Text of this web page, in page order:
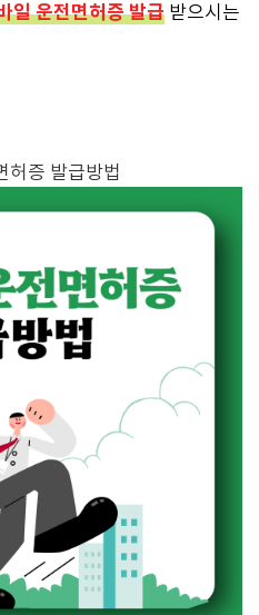
일 운전면허증 발급 받으시는
허증 발급방법